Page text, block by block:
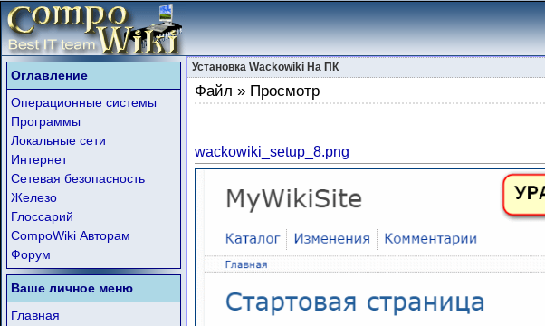
Оглавление
Операционные системы
Программы
Локальные сети
Интернет
Сетевая безопасность
Железо
Глоссарий
CompoWiki Авторам
Форум
Ваше личное меню
Главная
Установка Wackowiki На ПК
Файл » Просмотр
wackowiki_setup_8.png